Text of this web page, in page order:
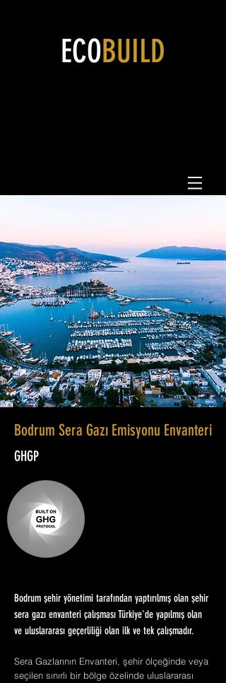
ECOBUILD
Bodrum Sera Gazı Emisyonu Envanteri
GHGP
Bodrum şehir yönetimi tarafından yaptırılmış olan şehir
sera gazı envanteri çalışması Türkiye'de yapılmış olan
ve uluslararası geçerliliği olan ilk ve tek çalışmadır.
Sera Gazlarının Envanteri, şehir ölçeğinde veya
seçilen sınırlı bir bölge özelinde uluslararası